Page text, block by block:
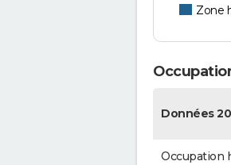
Zone
Données
Occupation